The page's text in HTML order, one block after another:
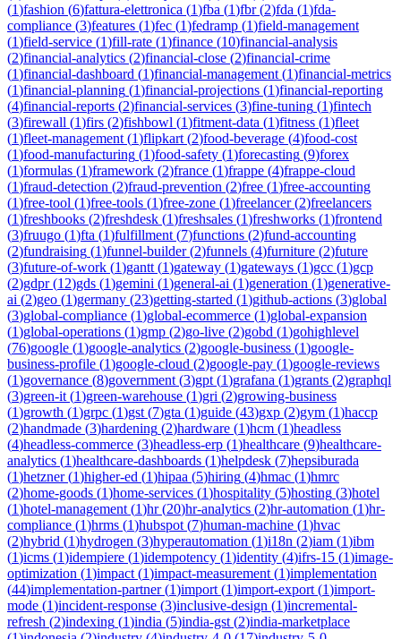
(1)fashion (6)fattura-elettronica (1)fba (1)fbr(2)fda (1)fda-
compliance (3)features (1)fec (1)fedramp (1)field-management
(1)field-service (1)fill-rate (1)finance (10)financial-analysis
(2)financial-analytics (2)financial-close (2)financial-crime
(1)financial-dashboard (1)financial-management (1)financial-metrics
(1)financial-planning (1)financial-projections (1)financial-reporting
(4)financial-reports (2)financial-services (3)fine-tuning (1)fintech
(3)firewall (1)firs (2)fishbowl (1)fitment-data (1)fitness (1)fleet
(1)fleet-management (1)flipkart (2)food-beverage (4)food-cost
(1)food-manufacturing (1)food-safety (1)forecasting (9)forex
(1)formulas (1)framework (2)france (1)frappe (4)frappe-cloud
(1)fraud-detection (2)fraud-prevention (2)free (1)free-accounting
(1)free-tool (1)free-tools (1)free-zone (1)freelancer(2)freelancers
(1)freshbooks (2)freshdesk (1)freshsales (1)freshworks (1)frontend
(3)fruugo (1)fta (1)fulfillment (7)functions (2)fund-accounting
(2)fundraising (1)funnel-builder(2)funnels (4)furniture (2)future
(3)future-of-work (1)gantt (1)gateway (1)gateways (1)gcc (1)gcp
(2)gdpr(12)gds (1)gemini (1)general-ai (1)generation (1)generative-
ai (2)geo (1)germany (23)getting-started (1)github-actions (3)global
(3)global-compliance (1)global-ecommerce (1)global-expansion
(1)global-operations (1)gmp (2)go-live (2)gobd (1)gohighlevel
(76)google (1)google-analytics (2)google-business (1)google-
business-profile (1)google-cloud (2)google-pay (1)google-reviews
(1)governance (8)government (3)gpt (1)grafana (1)grants (2)graphql
(3)green-it (1)green-warehouse (1)gri (2)growing-business
(1)growth (1)grpc (1)gst (7)gta (1)guide (43)gxp (2)gym (1)haccp
(2)handmade (3)hardening (2)hardware (1)hcm (1)headless
(4)headless-commerce (3)headless-erp (1)healthcare (9)healthcare-
analytics (1)healthcare-dashboards (1)helpdesk (7)hepsiburada
(1)hetzner(1)higher-ed (1)hipaa (5)hiring (4)hmac (1)hmrc
(2)home-goods (1)home-services (1)hospitality (5)hosting (3)hotel
(1)hotel-management (1)hr(20)hr-analytics (2)hr-automation (1)hr-
compliance (1)hrms (1)hubspot (7)human-machine (1)hvac
(2)hybrid (1)hydrogen (3)hyperautomation (1)i18n (2)iam (1)ibm
(1)icms (1)idempiere (1)idempotency (1)identity (4)ifrs-15 (1)image-
optimization (1)impact (1)impact-measurement (1)implementation
(44)implementation-partner(1)import (1)import-export (1)import-
mode (1)incident-response (3)inclusive-design (1)incremental-
refresh (2)indexing (1)india (5)india-gst (2)india-marketplace